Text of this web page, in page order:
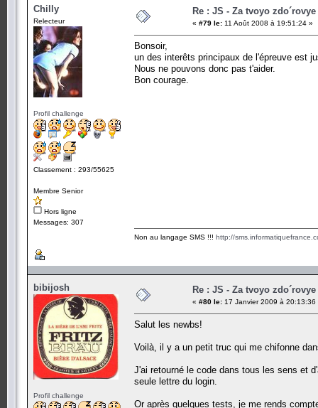
Chilly
Relecteur
Profil challenge
Classement : 293/55625
Membre Senior
Hors ligne
Messages: 307
Re : JS - Za tvoyo zdo´rovye
« #79 le: 11 Août 2008 à 19:51:24 »
Bonsoir,
un des interêts principaux de l'épreuve est
Nous ne pouvons donc pas t'aider.
Bon courage.
Non au langage SMS !!! http://
bibijosh
Profil challenge
Re : JS - Za tvoyo zdo´rovye
« #80 le: 17 Janvier 2009 à 20:13:36
Salut les newbs!
Voilà, il y a un petit truc qui me chifonne
J'ai retourné le code dans tous les sens et
seule lettre du login.
Or après quelques tests, je me rends